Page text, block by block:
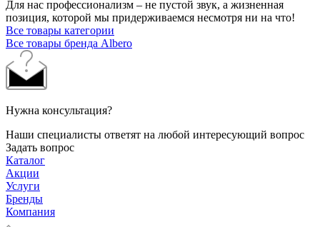
Для нас профессионализм – не пустой звук, а жизненная
позиция, которой мы придерживаемся несмотря ни на что!
Все товары категории
Все товары бренда Albero
Нужна консультация?
Наши специалисты ответят на любой интересующий вопрос
Задать вопрос
Каталог
Акции
Услуги
Бренды
Компания